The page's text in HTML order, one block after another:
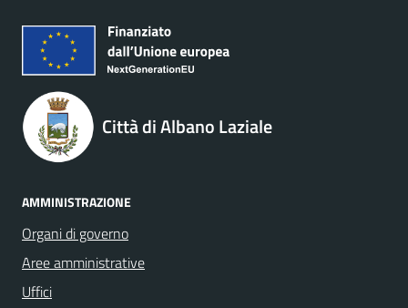
Città di Albano Laziale
AMMINISTRAZIONE
Organi di governo
Aree amministrative
Uffici